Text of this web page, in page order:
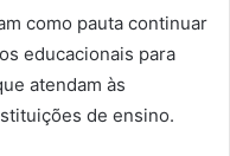
como pauta continuar
educacionais para
atendam às
de ensino.